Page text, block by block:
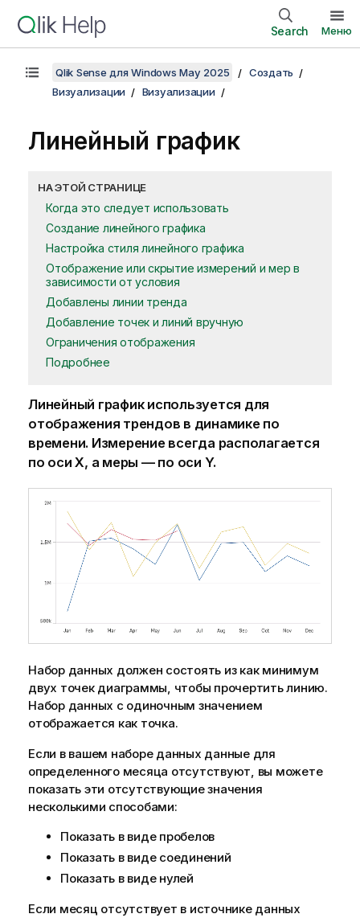
Search Меню
Qlik Sense для Windows May 2025
Создать
Визуализации
Визуализации
Линейный график
НА ЭТОЙ СТРАНИЦЕ
Когда это следует использовать
Создание линейного графика
Настройка стиля линейного графика
Отображение или скрытие измерений и мер в
зависимости от условия
Добавлены линии тренда
Добавление точек и линий вручную
Ограничения отображения
Подробнее
Линейный график используется для
отображения трендов в динамике по
времени. Измерение всегда располагается
по оси X, а меры — по оси Y.
Набор данных должен состоять из как минимум
двух точек диаграммы, чтобы прочертить линию.
Набор данных с одиночным значением
отображается как точка.
Если в вашем наборе данных данные для
определенного месяца отсутствуют, вы можете
показать эти отсутствующие значения
несколькими способами:
Показать в виде пробелов
Показать в виде соединений
Показать в виде нулей
Если месяц отсутствует в источнике данных